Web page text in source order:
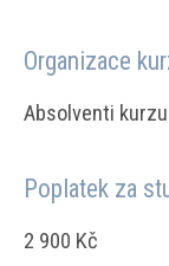
Organizace
Absolventi
Poplatek za
2 900 Kč